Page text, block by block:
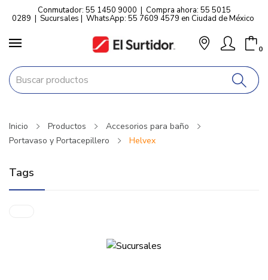
Conmutador: 55 1450 9000 | Compra ahora: 55 5015
0289 | Sucursales | WhatsApp: 55 7609 4579 en Ciudad de México
0
Inicio Productos
Accesorios para baño
Portavaso y Portacepillero
Helvex
Tags